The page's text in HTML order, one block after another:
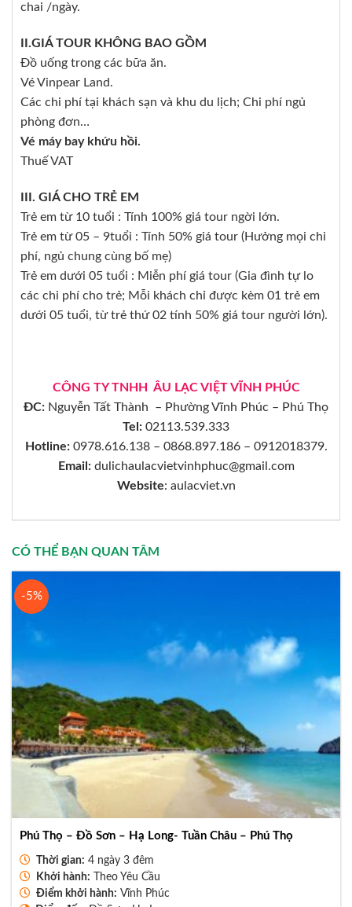
chai /ngày.
II.GIÁ TOUR KHÔNG BAO GỒM
Đồ uống trong các bữa ăn.
Vé Vinpear Land.
Các chi phí tại khách sạn và khu du lịch; Chi phí ngủ
phòng đơn…
Vé máy bay khứu hồi.
Thuế VAT
III. GIÁ CHO TRẺ EM
Trẻ em từ 10 tuổi : Tính 100% giá tour ngời lớn.
Trẻ em từ 05 – 9tuổi : Tính 50% giá tour (Hưởng mọi chi
phí, ngủ chung cùng bố mẹ)
Trẻ em dưới 05 tuổi : Miễn phí giá tour (Gia đình tự lo
các chi phí cho trẻ; Mỗi khách chỉ được kèm 01 trẻ em
dưới 05 tuổi, từ trẻ thứ 02 tính 50% giá tour người lớn).
CÔNG TY TNHH ÂU LẠC VIỆT VĨNH PHÚC
ĐC: Nguyễn Tất Thành – Phường Vĩnh Phúc – Phú Thọ
Tel: 02113.539.333
Hotline:0978.616.138 – 0868.897.186 – 0912018379.
Email: dulichaulacvietvinhphuc@gmail.com
Website: aulacviet.vn
CÓ THỂ BẠN QUAN TÂM
-5%
Phú Thọ – Đồ Sơn – Hạ Long- Tuần Châu – Phú Thọ
Thời gian: 4 ngày 3 đêm
Khởi hành: Theo Yêu Cầu
Điểm khởi hành: Vĩnh Phúc